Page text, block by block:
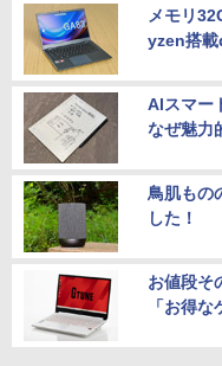
メモリ
yzen搭
AIスマー
なぜ魅力
鳥肌もの
した！
お値段そ
「お得な